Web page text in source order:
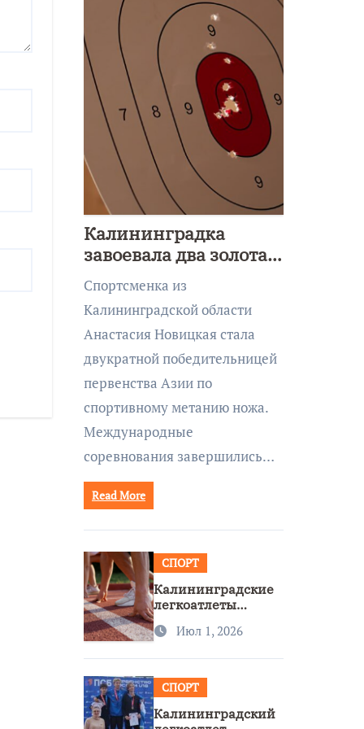
Калининградка
завоевала два золота
первенства Азии по
метанию ножа
Спортсменка из
Калининградской области
Анастасия Новицкая стала
двукратной победительницей
первенства Азии по
спортивному метанию ножа.
Международные
соревнования завершились…
Read More
СПОРТ
Калининградские
легкоатлеты
бронзы на
Июл 1, 2026
СПОРТ
Калининградский